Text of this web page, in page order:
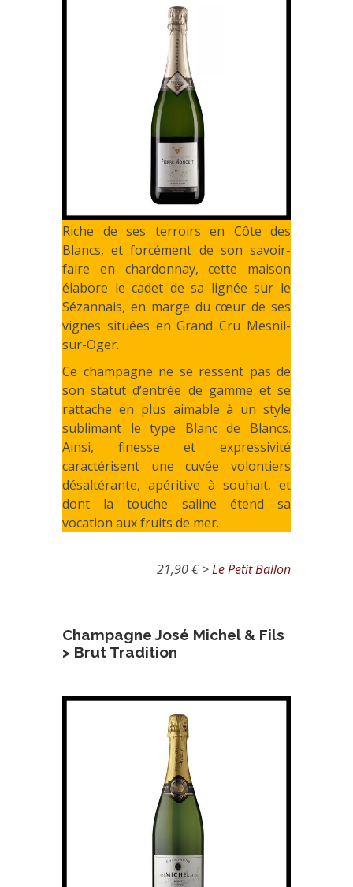
Riche de ses terroirs en Côte des
Blancs, et forcément de son savoir-
faire en chardonnay, cette maison
élabore le cadet de sa lignée sur le
Sézannais, en marge du cœur de ses
vignes situées en Grand Cru Mesnil-
sur-Oger.
Ce champagne ne se ressent pas de
son statut d’entrée de gamme et se
rattache en plus aimable à un style
sublimant le type Blanc de Blancs.
Ainsi, finesse et expressivité
caractérisent une cuvée volontiers
désaltérante, apéritive à souhait, et
dont la touche saline étend sa
vocation aux fruits de mer.
21,90 € >Le Petit Ballon
Champagne José Michel & Fils
> Brut Tradition